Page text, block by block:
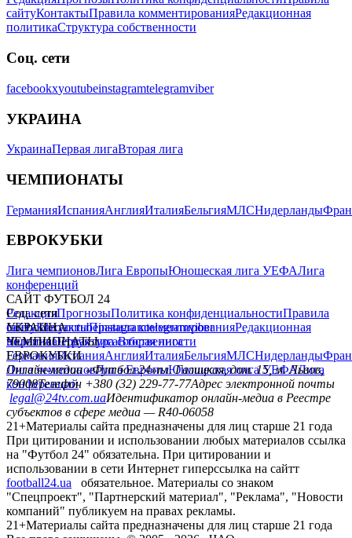
сайтуКонтактыПравила комментированияРедакционная
политикаСтруктура собственности
Соц. сети
facebookxyoutubeinstagramtelegramviber
УКРАИНА
УкраинаПервая лигаВторая лига
ЧЕМПИОНАТЫ
ГерманияИспанияАнглияИталияБельгияМЛСНидерланды
ЕВРОКУБКИ
Лига чемпионовЛига ЕвропыЮношеская лига УЕФАЛига
конференций
САЙТ ФУТБОЛ 24
РедакцияПрогнозыПолитика конфиденциальностиПравила
сайтуКонтактыПравила комментированияРедакционная
политикаСтруктура собственности
Соц. сети
facebookxyoutubeinstagramtelegramviber
УКРАИНА
УкраинаПервая лигаВторая лига
ЧЕМПИОНАТЫ
ГерманияИспанияАнглияИталияБельгияМЛСНидерланды
ЕВРОКУБКИ
Лига чемпионовЛига ЕвропыЮношеская лига УЕФАЛига
конференций
Онлайн-медиа «Футбол 24»пл. Галицкая, дом. 15, м. Львов,
79008Телефон +380 (32) 229-77-77Адрес электронной почты
legal@24tv.com.uaИдентификатор онлайн-медиа в Реестре
субъектов в сфере медиа — R40-06058
21+Материалы сайта предназначены для лиц старше 21 года
При цитировании и использовании любых материалов ссылка
на "Футбол 24" обязательна. При цитировании и
использовании в сети Интернет гиперссылка на сайтт
football24.ua
обязательное. Материалы со знаком
"Спецпроект", "Партнерский материал", "Реклама", "Новости
компаний" публикуем на правах рекламы.
21+Материалы сайта предназначены для лиц старше 21 года